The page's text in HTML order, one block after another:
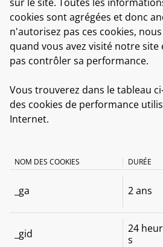
cookies sont agrégées et donc
n'autorisez pas ces cookies,
quand vous avez visité notre
pas contrôler sa performance.
Vous trouverez dans le tableau
des cookies de performance
Internet.
NOM DES COOKIES DURÉE
_ga 2 ans
_gid
24
s